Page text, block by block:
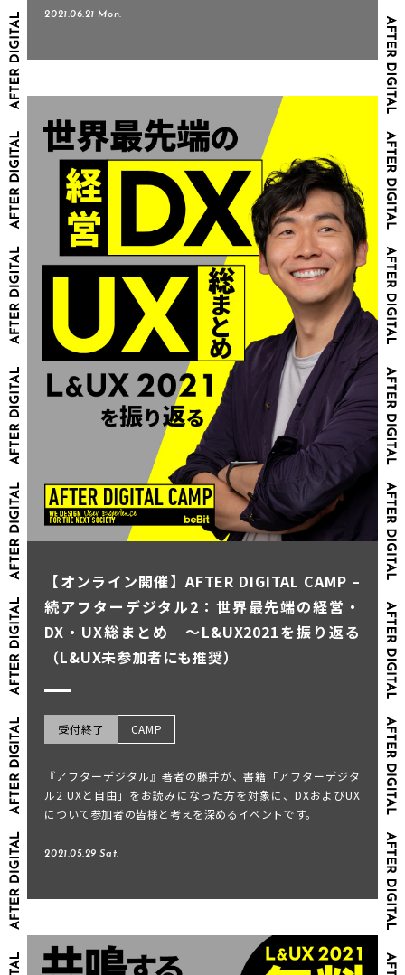
2021.06.21 Mon.
【オンライン開催】AFTER DIGITAL CAMP –
続アフターデジタル2：世界最先端の経営・
DX・UX総まとめ ～L&UX2021を振り返る
（L&UX未参加者にも推奨）
受付終了 CAMP
『アフターデジタル』著者の藤井が、書籍「アフターデジタ
ル2 UXと自由」をお読みになった方を対象に、DXおよびUX
について参加者の皆様と考えを深めるイベントです。
2021.05.29 Sat.